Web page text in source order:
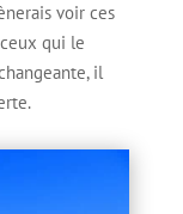
voir ces
qui le
il